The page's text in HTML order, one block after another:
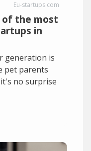
Eu-startups.com
of the most
in
generation is
pet parents
no surprise